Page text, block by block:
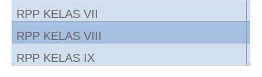
RPP KELAS VII
RPP KELAS VIII
RPP KELAS IX